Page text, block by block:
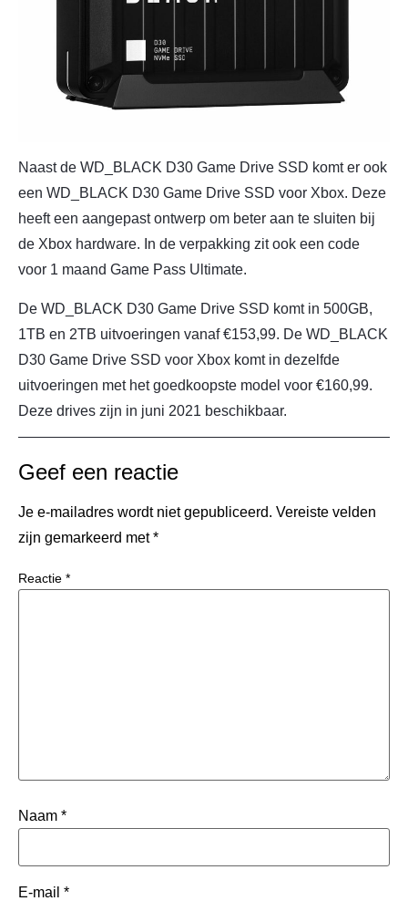
Naast de WD_BLACK D30 Game Drive SSD komt er ook
een WD_BLACK D30 Game Drive SSD voor Xbox. Deze
heeft een aangepast ontwerp om beter aan te sluiten bij
de Xbox hardware. In de verpakking zit ook een code
voor 1 maand Game Pass Ultimate.
De WD_BLACK D30 Game Drive SSD komt in 500GB,
1TB en 2TB uitvoeringen vanaf €153,99. De WD_BLACK
D30 Game Drive SSD voor Xbox komt in dezelfde
uitvoeringen met het goedkoopste model voor €160,99.
Deze drives zijn in juni 2021 beschikbaar.
Geef een reactie
Je e-mailadres wordt niet gepubliceerd. Vereiste velden
zijn gemarkeerd met*
Reactie *
Naam *
E-mail *